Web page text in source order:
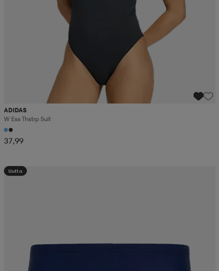
ADIDAS
W Ess Thstrp Suit
37,99
Uutta